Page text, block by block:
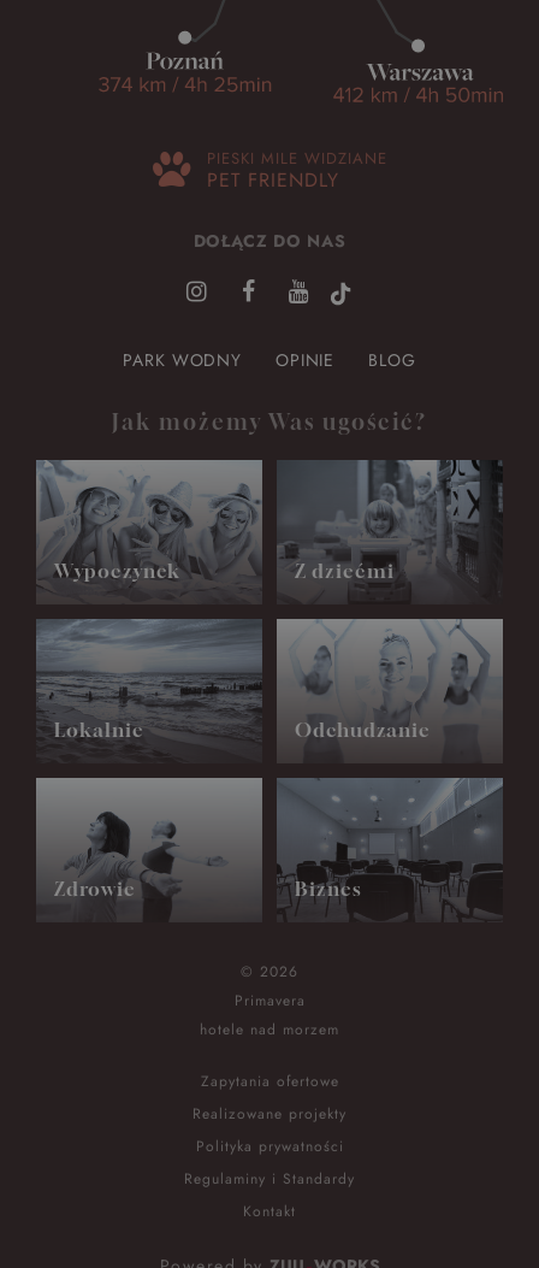
PIESKI MILE WIDZIANE
PET FRIENDLY
DOŁĄCZ DO NAS
PARK WODNY OPINIE BLOG
Jak możemy Was ugościć?
Wypoczynek Z dziećmi
Lokalnie Odchudzanie
Zdrowie Biznes
© 2026
Primavera
hotele nad morzem
Zapytania ofertowe
Realizowane projekty
Polityka prywatności
Regulaminy i Standardy
Kontakt